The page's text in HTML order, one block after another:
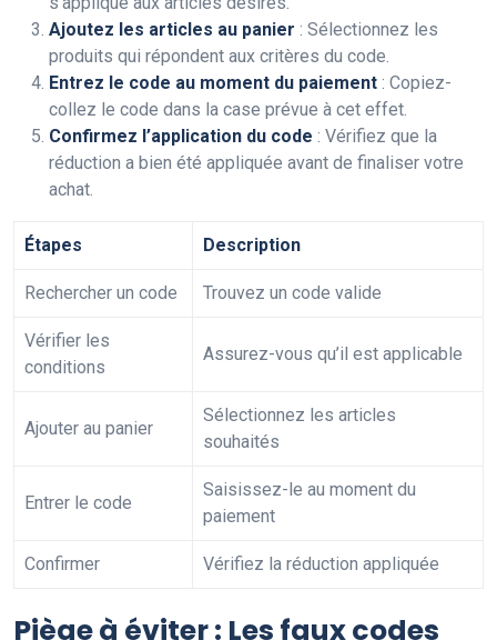
Ajoutez les articles au panier : Sélectionnez les
produits qui répondent aux critères du code.
Entrez le code au moment du paiement : Copiez-
collez le code dans la case prévue à cet effet.
Confirmez l’application du code : Vérifiez que la
réduction a bien été appliquée avant de finaliser votre
achat.
Étapes Description
Rechercher un code Trouvez un code valide
Vérifier les
conditions
Assurez-vous qu’il est applicable
Ajouter au panier
Sélectionnez les articles
souhaités
Entrer le code
Saisissez-le au moment du
paiement
Confirmer Vérifiez la réduction appliquée
Piège à éviter : Les faux codes